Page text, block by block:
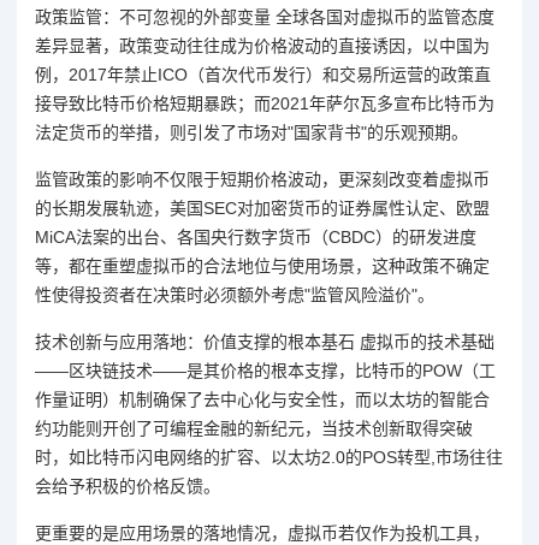
政策监管：不可忽视的外部变量 全球各国对虚拟币的监管态度
差异显著，政策变动往往成为价格波动的直接诱因，以中国为
例，2017年禁止ICO（首次代币发行）和交易所运营的政策直
接导致比特币价格短期暴跌；而2021年萨尔瓦多宣布比特币为
法定货币的举措，则引发了市场对"国家背书"的乐观预期。
监管政策的影响不仅限于短期价格波动，更深刻改变着虚拟币
的长期发展轨迹，美国SEC对加密货币的证券属性认定、欧盟
MiCA法案的出台、各国央行数字货币（CBDC）的研发进度
等，都在重塑虚拟币的合法地位与使用场景，这种政策不确定
性使得投资者在决策时必须额外考虑"监管风险溢价"。
技术创新与应用落地：价值支撑的根本基石 虚拟币的技术基础
——区块链技术——是其价格的根本支撑，比特币的POW（工
作量证明）机制确保了去中心化与安全性，而以太坊的智能合
约功能则开创了可编程金融的新纪元，当技术创新取得突破
时，如比特币闪电网络的扩容、以太坊2.0的POS转型,市场往往
会给予积极的价格反馈。
更重要的是应用场景的落地情况，虚拟币若仅作为投机工具，